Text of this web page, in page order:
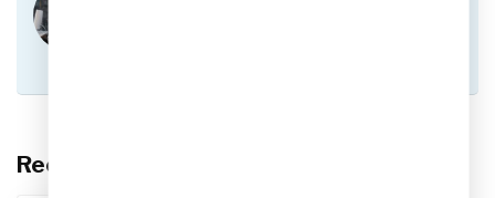
Recent bekeken